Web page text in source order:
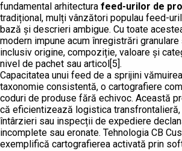
fundamental arhitectura feed-urilor de
tradițional, mulți vânzători populau feed-
bază și descrieri ambigue. Cu toate
modern impune acum înregistrări
inclusiv origine, compoziție, valoare și
nivel de pachet sau articol[5].
Capacitatea unui feed de a sprijini
taxonomie consistentă, o cartografiere
coduri de produse fără echivoc. Această
că eficientizează logistica
întârzieri sau inspecții de expediere
incomplete sau eronate. Tehnologia CB
exemplifică cartografierea activată prin